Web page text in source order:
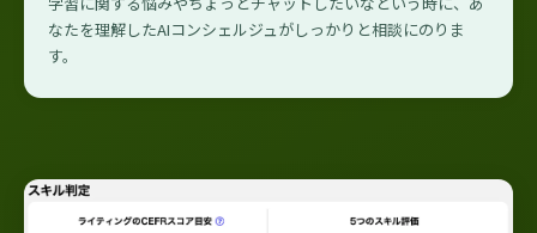
なたを理解したAIコンシェルジュがしっかりと相談にのりま
す。